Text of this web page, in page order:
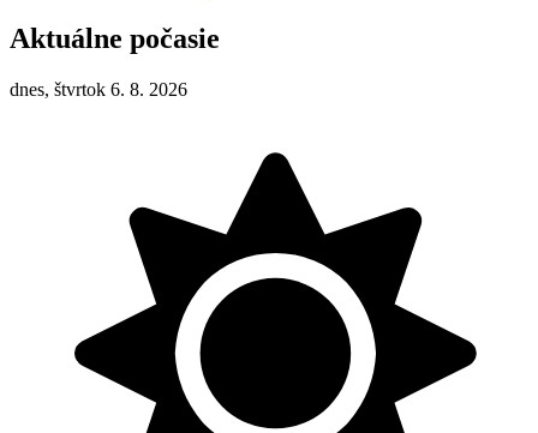
Aktuálne počasie
dnes, štvrtok 6. 8. 2026